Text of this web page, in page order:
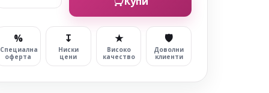
%
Специална
оферта
↧
Ниски
цени
★
Високо
качество
🛡
Доволни
клиенти